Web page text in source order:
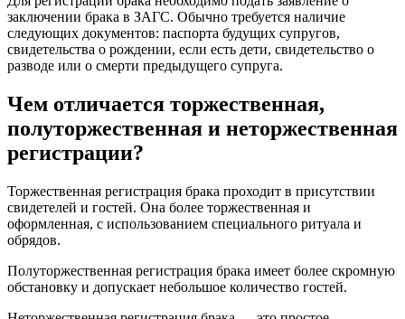
заключении брака в ЗАГС. Обычно требуется наличие
следующих документов: паспорта будущих супругов,
свидетельства о рождении, если есть дети, свидетельство о
разводе или о смерти предыдущего супруга.
Чем отличается торжественная,
полуторжественная и неторжественная
регистрации?
Торжественная регистрация брака проходит в присутствии
свидетелей и гостей. Она более торжественная и
оформленная, с использованием специального ритуала и
обрядов.
Полуторжественная регистрация брака имеет более скромную
обстановку и допускает небольшое количество гостей.